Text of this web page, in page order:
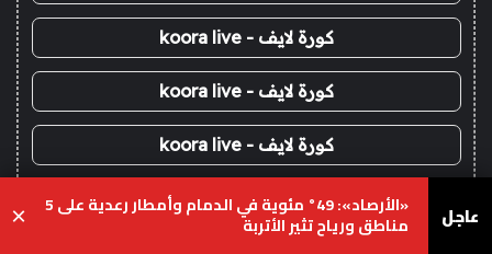
كورة لايف - koora live
كورة لايف - koora live
كورة لايف - koora live
كورة لايف - koora live
عاجل «الأرصاد»: 49° مئوية في الدمام وأمطار رعدية على 5
مناطق ورياح تثير الأتربة ×